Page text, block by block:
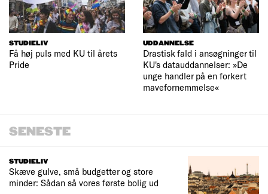
STUDIELIV
Få høj puls med KU til årets
Pride
UDDANNELSE
Drastisk fald i ansøgninger til
KU's datauddannelser: »De
unge handler på en forkert
mavefornemmelse«
SENESTE
STUDIELIV
Skæve gulve, små budgetter og store
minder: Sådan så vores første bolig ud